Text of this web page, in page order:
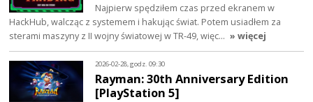
Najpierw spędziłem czas przed ekranem w
HackHub, walcząc z systemem i hakując świat. Potem usiadłem za
sterami maszyny z II wojny światowej w TR-49, więc… » więcej
2026-02-28, godz. 09:30
Rayman: 30th Anniversary Edition
[PlayStation 5]